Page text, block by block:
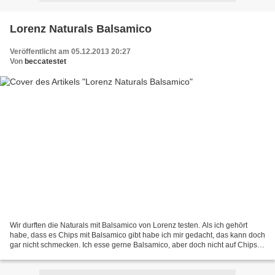
Lorenz Naturals Balsamico
Veröffentlicht am 05.12.2013 20:27
Von beccatestet
Wir durften die Naturals mit Balsamico von Lorenz testen. Als ich gehört
habe, dass es Chips mit Balsamico gibt habe ich mir gedacht, das kann doch
gar nicht schmecken. Ich esse gerne Balsamico, aber doch nicht auf Chips.